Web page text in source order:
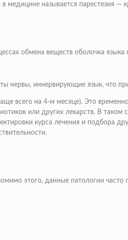
называется парестезия —
обмена веществ оболочка языка
нервы, иннервирующие язык, что
всего на 4-м месяце). Это
или других лекарств. В
курса лечения и подбора
этого, данные патологии